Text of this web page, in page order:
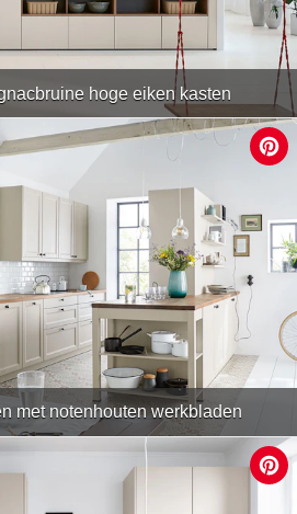
hoge eiken kasten
met notenhouten werkbladen